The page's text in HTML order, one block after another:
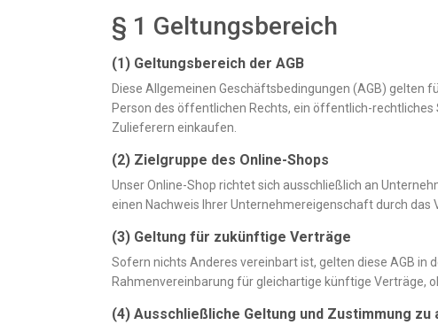
§ 1 Geltungsbereich
(1) Geltungsbereich der AGB
Diese Allgemeinen Geschäftsbedingungen (AGB) gelten
Person des öffentlichen Rechts, ein öffentlich-rechtliches
Zulieferern einkaufen.
(2) Zielgruppe des Online-Shops
Unser Online-Shop richtet sich ausschließlich an
einen Nachweis Ihrer Unternehmereigenschaft durch das
(3) Geltung für zukünftige Verträge
Sofern nichts Anderes vereinbart ist, gelten diese AGB
Rahmenvereinbarung für gleichartige künftige Verträge,
(4) Ausschließliche Geltung und Zustimmung zu